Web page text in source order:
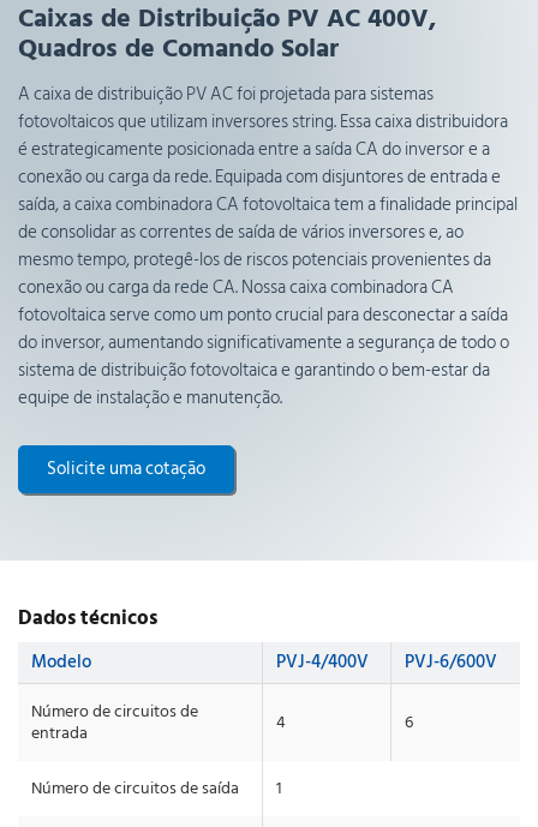
Caixas de Distribuição PV AC 400V,
Quadros de Comando Solar
A caixa de distribuição PV AC foi projetada para sistemas
fotovoltaicos que utilizam inversores string. Essa caixa distribuidora
é estrategicamente posicionada entre a saída CA do inversor e a
conexão ou carga da rede. Equipada com disjuntores de entrada e
saída, a caixa combinadora CA fotovoltaica tem a finalidade principal
de consolidar as correntes de saída de vários inversores e, ao
mesmo tempo, protegê-los de riscos potenciais provenientes da
conexão ou carga da rede CA. Nossa caixa combinadora CA
fotovoltaica serve como um ponto crucial para desconectar a saída
do inversor, aumentando significativamente a segurança de todo o
sistema de distribuição fotovoltaica e garantindo o bem-estar da
equipe de instalação e manutenção.
Solicite uma cotação
Dados técnicos
Modelo PVJ-4/400V PVJ-6/600V
Número de circuitos de
entrada 4 6
Número de circuitos de saída 1